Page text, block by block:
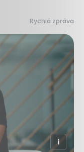
Rychlá zpráva